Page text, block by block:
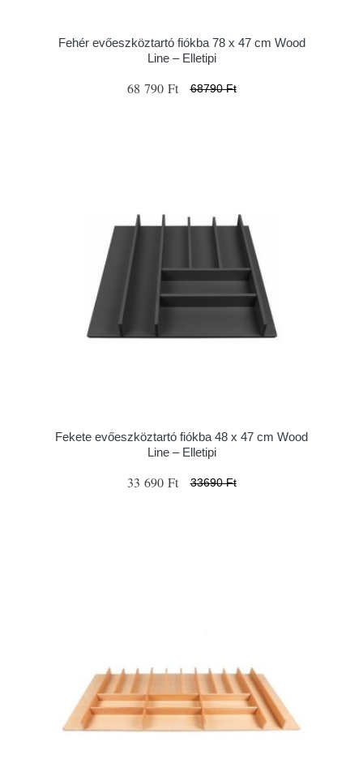
Fehér evőeszköztartó fiókba 78 x 47 cm Wood
Line – Elletipi
68 790 Ft 68790 Ft
Fekete evőeszköztartó fiókba 48 x 47 cm Wood
Line – Elletipi
33 690 Ft 33690 Ft